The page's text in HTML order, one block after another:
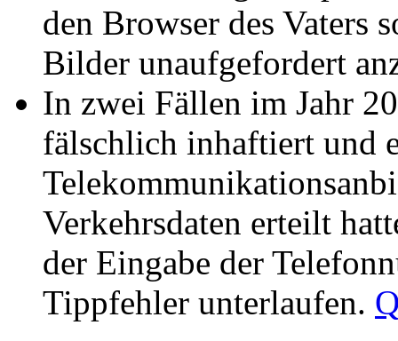
den Browser des Vaters
Bilder unaufgefordert
In zwei Fällen im Jahr
fälschlich inhaftiert und
Verkehrsdaten erteilt
der Eingabe der
Tippfehler unterlaufen.